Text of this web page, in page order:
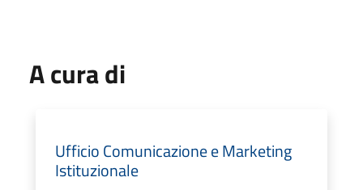
A cura di
Ufficio Comunicazione e Marketing
Istituzionale